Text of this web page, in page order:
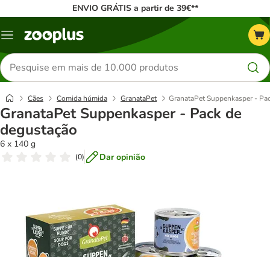
ENVIO GRÁTIS a partir de 39€**
Menu
Pesquisar
produtos
Cães Comida húmida GranataPet GranataPet Suppenkasper -
GranataPet Suppenkasper - Pack de
degustação
6 x 140 g
(0) Dar opinião